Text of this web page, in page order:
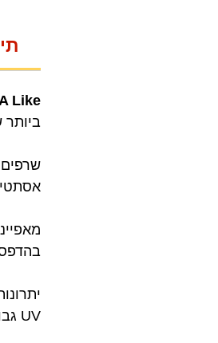
Like
ביותר
UV גבוה), כוח שחרור נמוך, דיוק הדפסה גבוה ויכולת להדפיס דגמים עם פרטים עדינים.